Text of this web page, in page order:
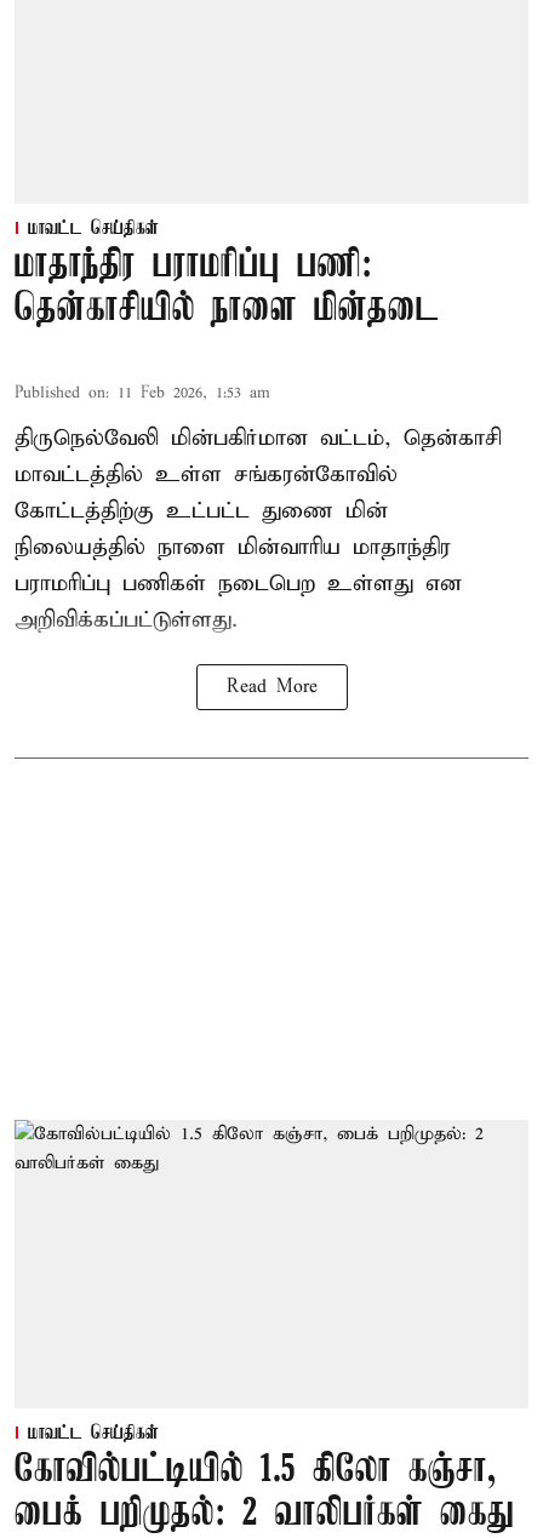
மாவட்ட செய்திகள்
மாதாந்திர பராமரிப்பு பணி:
தென்காசியில் நாளை மின்தடை
Published on: 11 Feb 2026, 1:53 am
திருநெல்வேலி மின்பகிர்மான வட்டம், தென்காசி
மாவட்டத்தில் உள்ள சங்கரன்கோவில்
கோட்டத்திற்கு உட்பட்ட துணை மின்
நிலையத்தில் நாளை மின்வாரிய மாதாந்திர
பராமரிப்பு பணிகள் நடைபெற உள்ளது என
அறிவிக்கப்பட்டுள்ளது.
Read More
மாவட்ட செய்திகள்
கோவில்பட்டியில் 1.5 கிலோ கஞ்சா,
பைக் பறிமுதல்: 2 வாலிபர்கள் கைது